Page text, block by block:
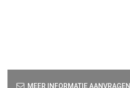
MEER INFORMATIE AANVRAGEN